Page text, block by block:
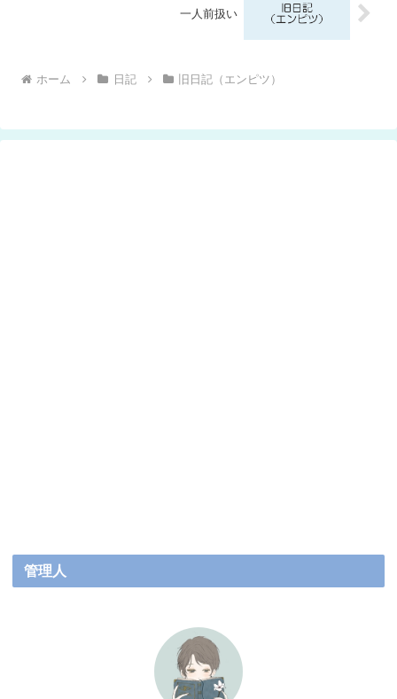
一人前扱い
ホーム 日記 旧日記（エンピツ）
管理人